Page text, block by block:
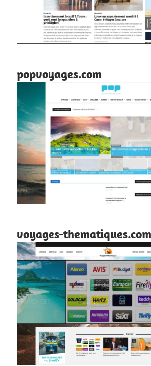
popvoyages.com
voyages-thematiques.com